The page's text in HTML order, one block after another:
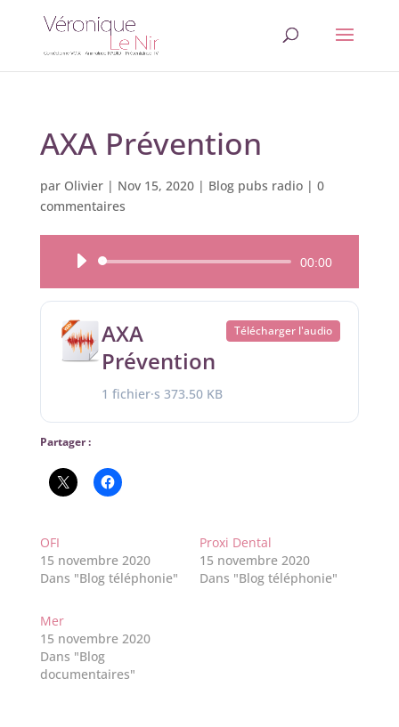
AXA Prévention
par Olivier| Nov 15, 2020| Blog pubs radio| 0
commentaires
Lecteur
00:00
AXA
Prévention
1 fichier·s 373.50 KB
Télécharger l'audio
Partager :
OFI
15 novembre 2020
Dans "Blog téléphonie"
Proxi Dental
15 novembre 2020
Dans "Blog téléphonie"
Mer
15 novembre 2020
Dans "Blog
documentaires"